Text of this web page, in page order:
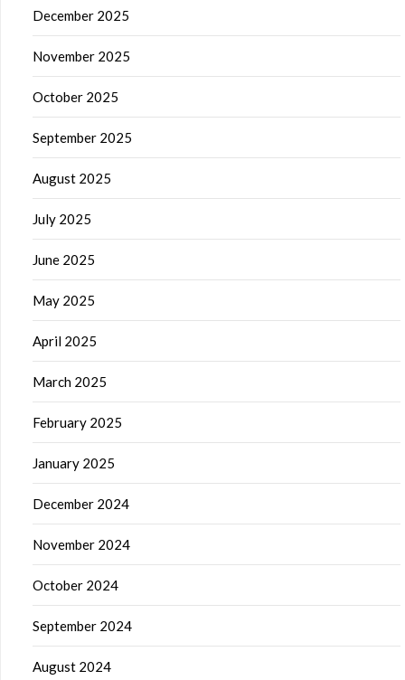
December 2025
November 2025
October 2025
September 2025
August 2025
July 2025
June 2025
May 2025
April 2025
March 2025
February 2025
January 2025
December 2024
November 2024
October 2024
September 2024
August 2024